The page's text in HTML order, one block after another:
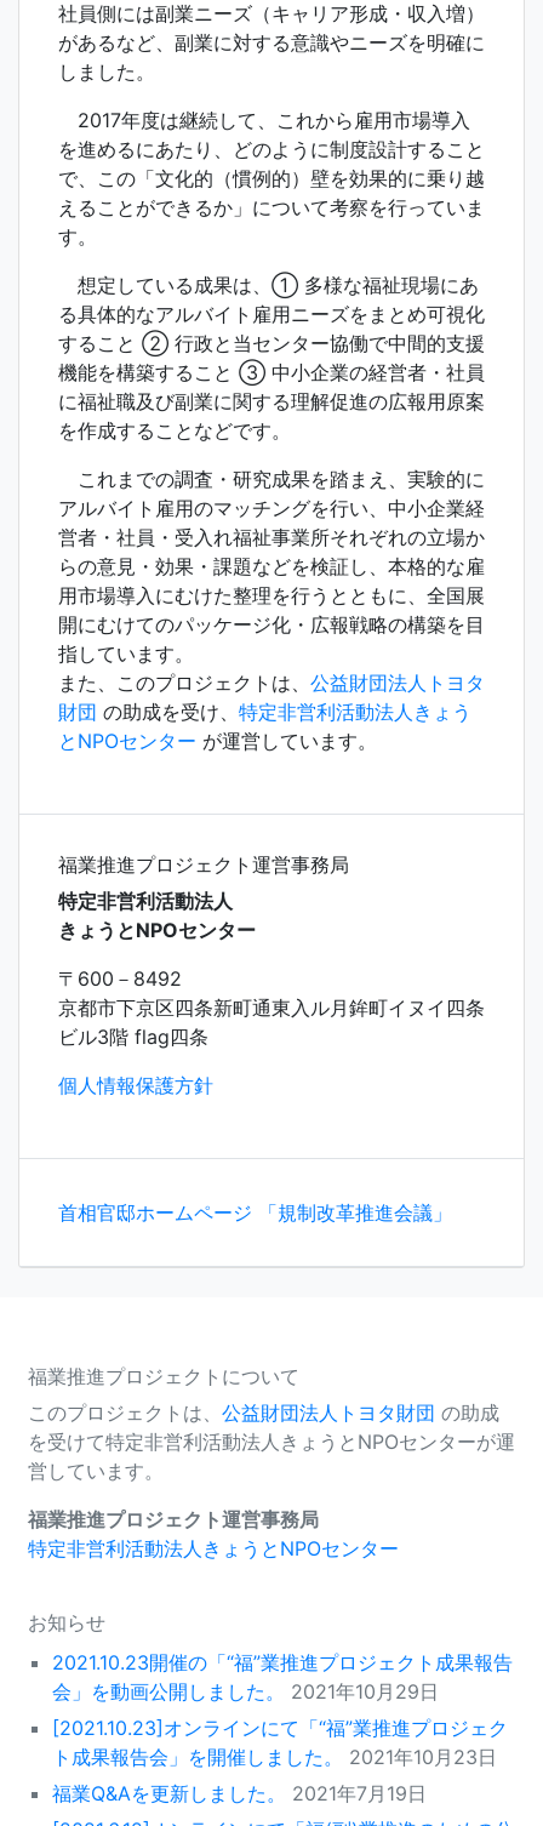
社員側には副業ニーズ（キャリア形成・収入増）
があるなど、副業に対する意識やニーズを明確に
しました。
2017年度は継続して、これから雇用市場導入
を進めるにあたり、どのように制度設計すること
で、この「文化的（慣例的）壁を効果的に乗り越
えることができるか」について考察を行っていま
す。
想定している成果は、① 多様な福祉現場にあ
る具体的なアルバイト雇用ニーズをまとめ可視化
すること ② 行政と当センター協働で中間的支援
機能を構築すること ③ 中小企業の経営者・社員
に福祉職及び副業に関する理解促進の広報用原案
を作成することなどです。
これまでの調査・研究成果を踏まえ、実験的に
アルバイト雇用のマッチングを行い、中小企業経
営者・社員・受入れ福祉事業所それぞれの立場か
らの意見・効果・課題などを検証し、本格的な雇
用市場導入にむけた整理を行うとともに、全国展
開にむけてのパッケージ化・広報戦略の構築を目
指しています。
また、このプロジェクトは、 公益財団法人トヨタ
財団 の助成を受け、 特定非営利活動法人きょう
とNPOセンター が運営しています。
福業推進プロジェクト運営事務局
特定非営利活動法人
きょうとNPOセンター
〒600－8492
京都市下京区四条新町通東入ル月鉾町イヌイ四条
ビル3階 flag四条
個人情報保護方針
首相官邸ホームページ 「規制改革推進会議」
福業推進プロジェクトについて
このプロジェクトは、 公益財団法人トヨタ財団 の助成
を受けて特定非営利活動法人きょうとNPOセンターが運
営しています。
福業推進プロジェクト運営事務局
特定非営利活動法人きょうとNPOセンター
お知らせ
2021.10.23開催の「“福”業推進プロジェクト成果報告
会」を動画公開しました。
2021年10月29日
[2021.10.23]オンラインにて「“福”業推進プロジェク
ト成果報告会」を開催しました。
2021年10月23日
福業Q&Aを更新しました。
2021年7月19日